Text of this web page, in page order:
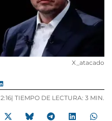
X_atacado
2:16| TIEMPO DE LECTURA: 3 MIN.